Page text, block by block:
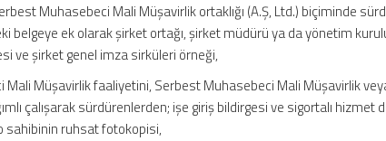
Muhasebeci Mali Müşavirlik ortaklığı (A.Ş, Ltd.) biçiminde
belgeye ek olarak şirket ortağı, şirket müdürü ya da yönetim
ve şirket genel imza sirküleri örneği,
Müşavirlik faaliyetini, Serbest Muhasebeci Mali Müşavirlik
çalışarak sürdürenlerden; işe giriş bildirgesi ve sigortalı hizmet
sahibinin ruhsat fotokopisi,